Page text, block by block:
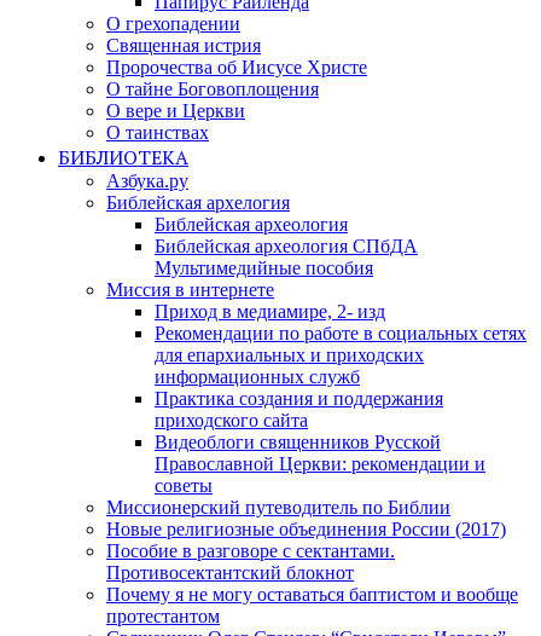
О грехопадении
Священная истрия
Пророчества об Иисусе Христе
О тайне Боговоплощения
О вере и Церкви
О таинствах
БИБЛИОТЕКА
Азбука.ру
Библейская архелогия
Библейская археология
Библейская археология СПбДА
Мультимедийные пособия
Миссия в интернете
Приход в медиамире, 2- изд
Рекомендации по работе в социальных сетях
для епархиальных и приходских
информационных служб
Практика создания и поддержания
приходского сайта
Видеоблоги священников Русской
Православной Церкви: рекомендации и
советы
Миссионерский путеводитель по Библии
Новые религиозные объединения России (2017)
Пособие в разговоре с сектантами.
Противосектантский блокнот
Почему я не могу оставаться баптистом и вообще
протестантом